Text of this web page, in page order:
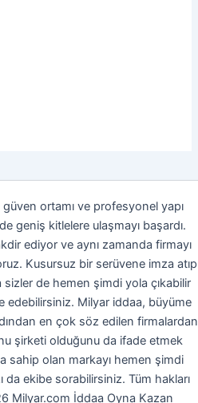
güven ortamı ve profesyonel yapı
geniş kitlelere ulaşmayı başardı.
ediyor ve aynı zamanda firmayı
Kusursuz bir serüvene imza atıp
de hemen şimdi yola çıkabilir
edebilirsiniz. Milyar iddaa, büyüme
en çok söz edilen firmalardan
şirketi olduğunu da ifade etmek
sahip olan markayı hemen şimdi
da ekibe sorabilirsiniz. Tüm hakları
Milyar.com İddaa Oyna Kazan